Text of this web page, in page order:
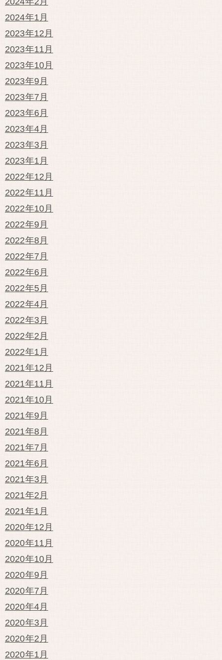
2024年1月
2023年12月
2023年11月
2023年10月
2023年9月
2023年7月
2023年6月
2023年4月
2023年3月
2023年1月
2022年12月
2022年11月
2022年10月
2022年9月
2022年8月
2022年7月
2022年6月
2022年5月
2022年4月
2022年3月
2022年2月
2022年1月
2021年12月
2021年11月
2021年10月
2021年9月
2021年8月
2021年7月
2021年6月
2021年3月
2021年2月
2021年1月
2020年12月
2020年11月
2020年10月
2020年9月
2020年7月
2020年4月
2020年3月
2020年2月
2020年1月